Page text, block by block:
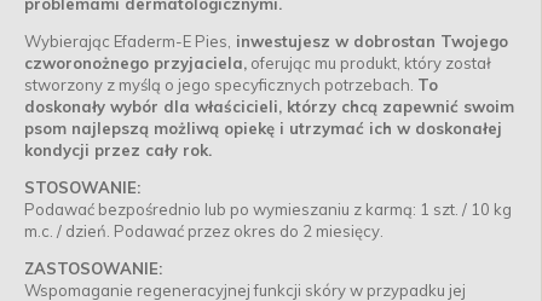
Wybierając Efaderm-E Pies, inwestujesz w dobrostan Twojego
czworonożnego przyjaciela, oferując mu produkt, który został
stworzony z myślą o jego specyficznych potrzebach. To
doskonały wybór dla właścicieli, którzy chcą zapewnić swoim
psom najlepszą możliwą opiekę i utrzymać ich w doskonałej
kondycji przez cały rok.
STOSOWANIE:
Podawać bezpośrednio lub po wymieszaniu z karmą: 1 szt. / 10 kg
m.c. / dzień. Podawać przez okres do 2 miesięcy.
ZASTOSOWANIE:
Wspomaganie regeneracyjnej funkcji skóry w przypadku jej